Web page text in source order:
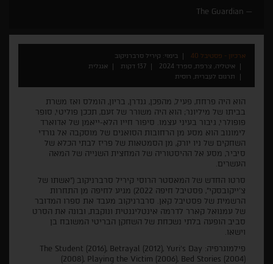
The Guardian
ארכיון - פסטיבל 40
בימוי: קיריל סרברניקוב
איטליה, צרפת, ספרד 2024
137 דקות
אנגלית
תרגום לעברית, רוסית
הוא היה פרחח, פעיל, מהפכן, גנדרן, בריון, הומלס ואז משרת
בביתו של מיליונר; הוא היה משורר של זעם, תככן פוליטי, סופר
פופולרי, גיבור בעיני עצמו. סיפור חייו הלא-ייאמן של אדוארד
לימונוב הוא מסע מן הרחובות הסואנים של מוסקבה אל גורדי
השחקים של ניו יורק, מן הסמטאות של פריז לבתי הכלא של
סיביר, מסע אל ההיסטוריה של המחצית השנייה של המאה
העשרים.
סרטו החדש של המאסטר הרוסי קיריל סרברניקוב ("אשתו של
צ'ייקובסקי", פסטיבל חיפה 2022) מגיע לחיפה מן התחרות
הרשמית של פסטיבל קאן. סרברניקוב מעבד את ספרו המדובר
של עמנואל קארר לדרמה אינטליגנטית ונוקבת, ובונה את הסרט
סביב הופעה בלתי נשכחת של השחקן הבריטי המשובח בן
וישאו.
פילמוגרפיה: The Student (2016), Betrayal (2012), Yuri’s Day
(2008), Playing the Victim (2006), Bed Stories (2004)